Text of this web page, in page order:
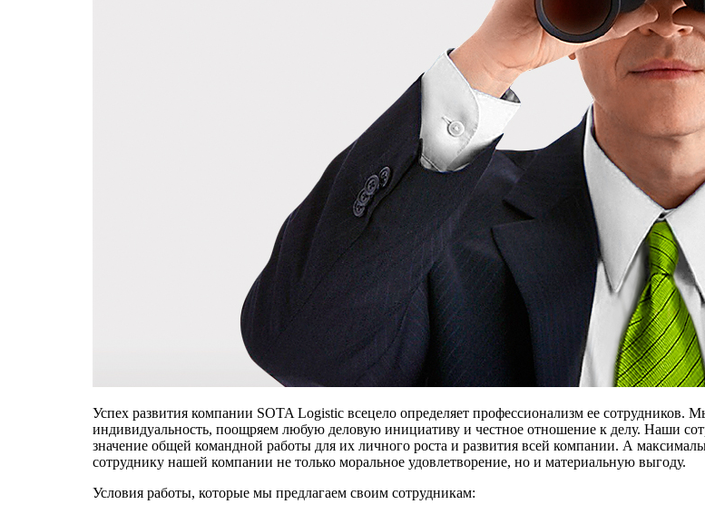
Успех развития компании SOTA Logistic всецело определяет профессионализм ее сотрудников.
индивидуальность, поощряем любую деловую инициативу и честное отношение к делу. Наши
значение общей командной работы для их личного роста и развития всей компании. А
сотруднику нашей компании не только моральное удовлетворение, но и материальную выгоду.
Условия работы, которые мы предлагаем своим сотрудникам: